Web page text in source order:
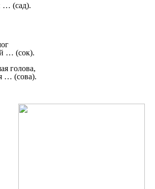
(сад).
(сок).
(сова).